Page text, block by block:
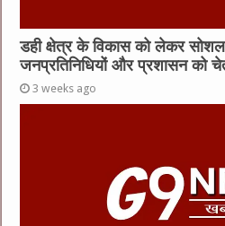
डही क्षेत्र के विकास को लेकर
जनप्रतिनिधियों और प्रशासन को
3 weeks ago